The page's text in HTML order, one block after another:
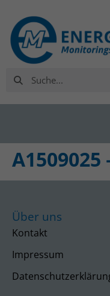
Über uns
Kontakt
Impressum